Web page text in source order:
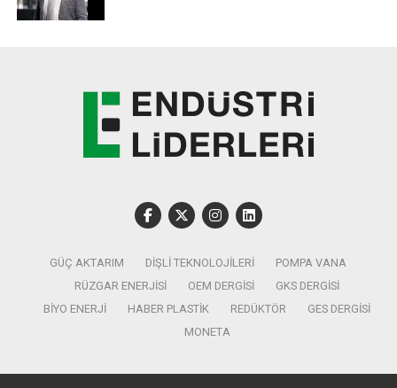
GÜÇ AKTARIM DIŞLI TEKNOLOJILERI
POMPA VANA
RÜZGAR ENERJISI
OEM DERGISI
GKS DERGISI
BIYO ENERJI
HABER PLASTIK REDÜKTÖR
GES DERGISI
MONETA